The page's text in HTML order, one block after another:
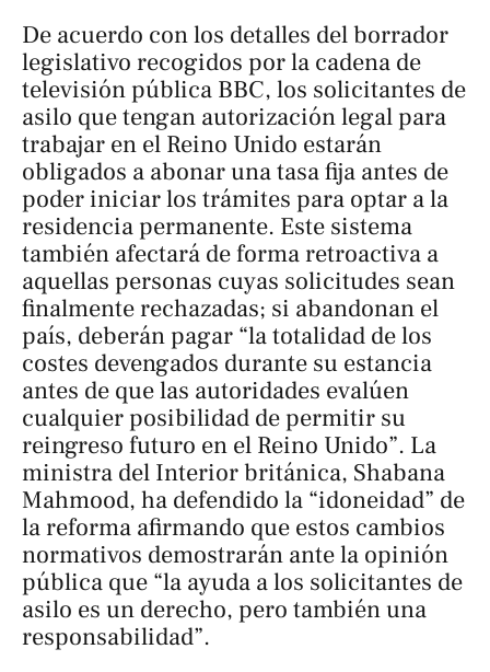
De acuerdo con los detalles del borrador
legislativo recogidos por la cadena de
televisión pública BBC, los solicitantes de
asilo que tengan autorización legal para
trabajar en el Reino Unido estarán
obligados a abonar una tasa fija antes de
poder iniciar los trámites para optar a la
residencia permanente. Este sistema
también afectará de forma retroactiva a
aquellas personas cuyas solicitudes sean
finalmente rechazadas; si abandonan el
país, deberán pagar “la totalidad de los
costes devengados durante su estancia
antes de que las autoridades evalúen
cualquier posibilidad de permitir su
reingreso futuro en el Reino Unido”. La
ministra del Interior británica, Shabana
Mahmood, ha defendido la “idoneidad” de
la reforma afirmando que estos cambios
normativos demostrarán ante la opinión
pública que “la ayuda a los solicitantes de
asilo es un derecho, pero también una
responsabilidad”.